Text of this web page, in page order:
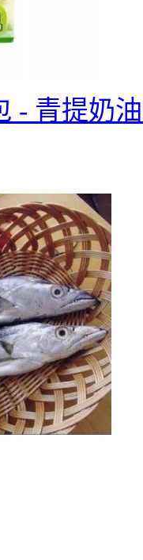
- 青提奶